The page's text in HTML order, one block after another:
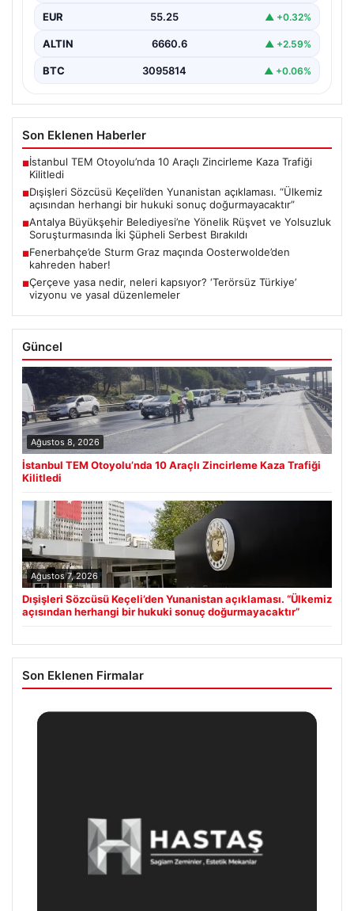
EUR 55.25 ▲ +0.32%
ALTIN 6660.6 ▲ +2.59%
BTC 3095814 ▲ +0.06%
Son Eklenen Haberler
■İstanbul TEM Otoyolu’nda 10 Araçlı Zincirleme Kaza Trafiği
Kilitledi
■Dışişleri Sözcüsü Keçeli’den Yunanistan açıklaması. “Ülkemiz
açısından herhangi bir hukuki sonuç doğurmayacaktır”
■Antalya Büyükşehir Belediyesi’ne Yönelik Rüşvet ve Yolsuzluk
Soruşturmasında İki Şüpheli Serbest Bırakıldı
■Fenerbahçe’de Sturm Graz maçında Oosterwolde’den
kahreden haber!
■Çerçeve yasa nedir, neleri kapsıyor? ‘Terörsüz Türkiye’
vizyonu ve yasal düzenlemeler
Güncel
Ağustos 8, 2026
İstanbul TEM Otoyolu’nda 10 Araçlı Zincirleme Kaza Trafiği
Kilitledi
Ağustos 7, 2026
Dışişleri Sözcüsü Keçeli’den Yunanistan açıklaması. “Ülkemiz
açısından herhangi bir hukuki sonuç doğurmayacaktır”
Son Eklenen Firmalar